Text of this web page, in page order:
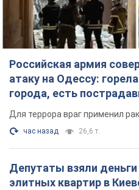
Российская армия
атаку на Одессу:
города, есть
Для террора враг применил
час назад 26,6 т.
Депутаты взяли
элитных квартир в